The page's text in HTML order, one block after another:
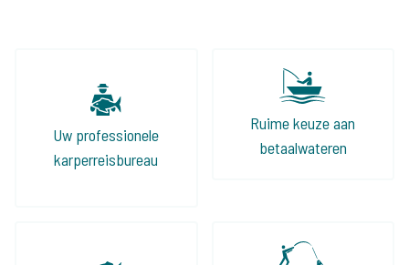
Uw professionele
karperreisbureau
Ruime keuze aan
betaalwateren